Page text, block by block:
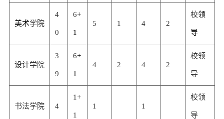
美术学院
4
0
6+
1
5 1 4 2
校领
导
设计学院
3
9
6+
1
4 2 4 2
校领
导
书法学院 4
1+
1
1 1
校领
导